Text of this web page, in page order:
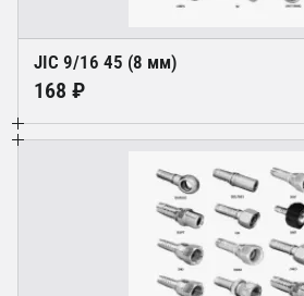
JIC 9/16 45 (8 мм)
168 ₽